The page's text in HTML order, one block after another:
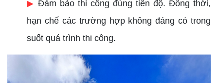
▶ Đảm bảo thi công đúng tiến độ. Đồng thời,
hạn chế các trường hợp không đáng có trong
suốt quá trình thi công.